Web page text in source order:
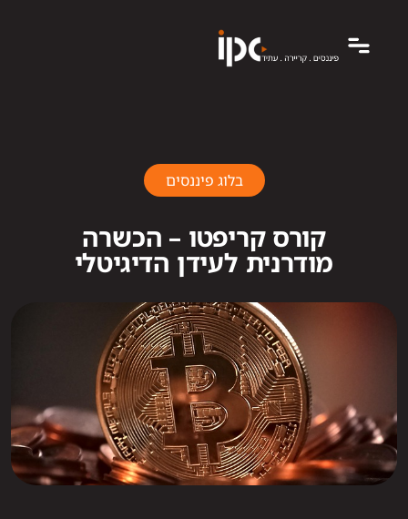
בלוג פיננסים
קורס קריפטו – הכשרה
מודרנית לעידן הדיגיטלי